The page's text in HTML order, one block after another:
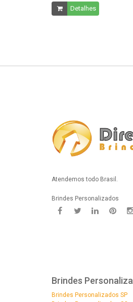
Detalhes
Atendemos todo Brasil.
Brindes Personalizados
Brindes
Brindes Personalizados SP